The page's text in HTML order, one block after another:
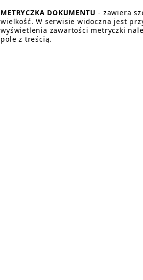
METRYCZKA DOKUMENTU - zawiera
wielkość. W serwisie widoczna jest
wyświetlenia zawartości metryczki
pole z treścią.